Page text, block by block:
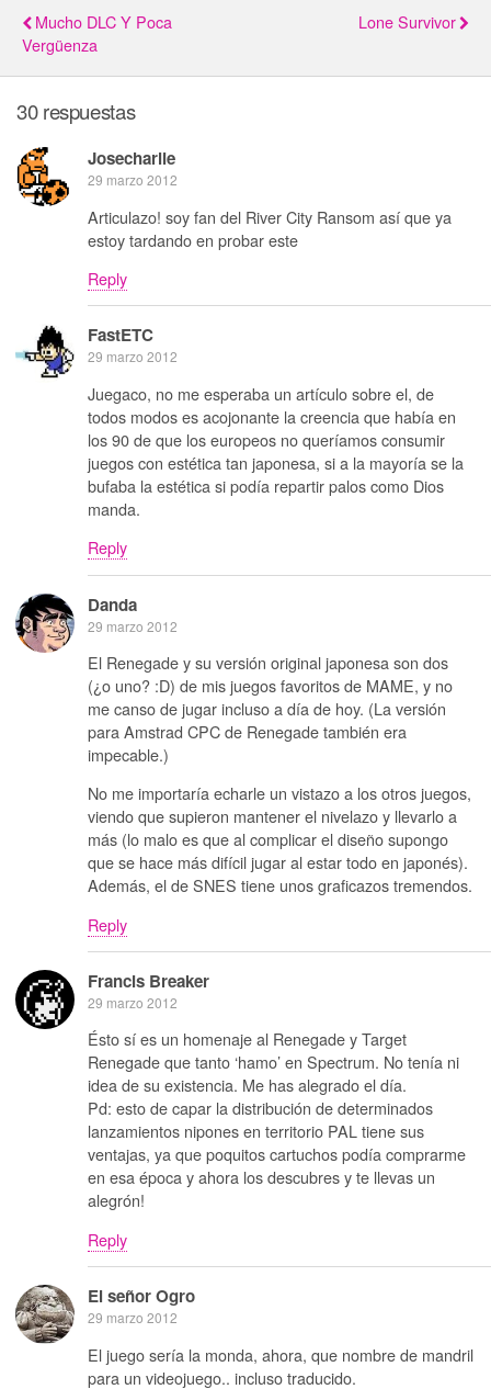
Mucho DLC Y Poca
Vergüenza
Lone Survivor
30 respuestas
Josecharlie
29 marzo 2012
Articulazo! soy fan del River City Ransom así que ya
estoy tardando en probar este
Reply
FastETC
29 marzo 2012
Juegaco, no me esperaba un artículo sobre el, de
todos modos es acojonante la creencia que había en
los 90 de que los europeos no queríamos consumir
juegos con estética tan japonesa, si a la mayoría se la
bufaba la estética si podía repartir palos como Dios
manda.
Reply
Danda
29 marzo 2012
El Renegade y su versión original japonesa son dos
(¿o uno? :D) de mis juegos favoritos de MAME, y no
me canso de jugar incluso a día de hoy. (La versión
para Amstrad CPC de Renegade también era
impecable.)
No me importaría echarle un vistazo a los otros juegos,
viendo que supieron mantener el nivelazo y llevarlo a
más (lo malo es que al complicar el diseño supongo
que se hace más difícil jugar al estar todo en japonés).
Además, el de SNES tiene unos graficazos tremendos.
Reply
Francis Breaker
29 marzo 2012
Ésto sí es un homenaje al Renegade y Target
Renegade que tanto ‘hamo’ en Spectrum. No tenía ni
idea de su existencia. Me has alegrado el día.
Pd: esto de capar la distribución de determinados
lanzamientos nipones en territorio PAL tiene sus
ventajas, ya que poquitos cartuchos podía comprarme
en esa época y ahora los descubres y te llevas un
alegrón!
Reply
El señor Ogro
29 marzo 2012
El juego sería la monda, ahora, que nombre de mandril
para un videojuego.. incluso traducido.